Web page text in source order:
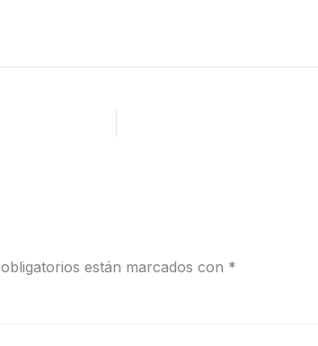
están marcados con *